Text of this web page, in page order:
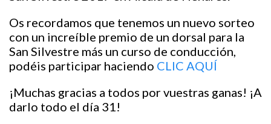
Os recordamos que tenemos un nuevo sorteo
con un increíble premio de un dorsal para la
San Silvestre más un curso de conducción,
podéis participar haciendo CLIC AQUÍ
¡Muchas gracias a todos por vuestras ganas! ¡A
darlo todo el día 31!